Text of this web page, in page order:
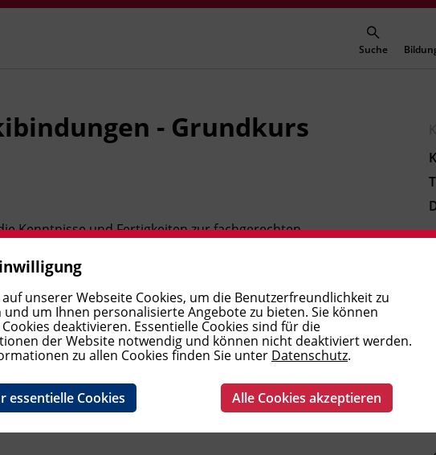
Suche
- Grundkurs
Kenntnisse und Fertigkeiten zur fachgerechten
gemäß den geltenden Sicherheits- und
weiterführende Module und ist Voraussetzung für
Am Ende montieren und justieren Sie
unserer Webseite Cookies, um die Benutzerfreundlichkeit zu
und um Ihnen personalisierte Angebote zu bieten. Sie können
deaktivieren. Essentielle Cookies sind für die
der Website notwendig und können nicht deaktiviert werden.
zu allen Cookies finden Sie unter Datenschutz.
essentielle Cookies Alle Cookies akzeptieren